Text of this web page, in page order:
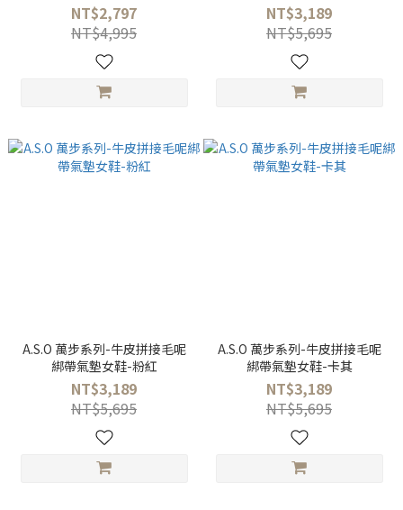
NT$2,797
NT$4,995
NT$3,189
NT$5,695
A.S.O 萬步系列-牛皮拼接毛呢
綁帶氣墊女鞋-粉紅
NT$3,189
NT$5,695
A.S.O 萬步系列-牛皮拼接毛呢
綁帶氣墊女鞋-卡其
NT$3,189
NT$5,695